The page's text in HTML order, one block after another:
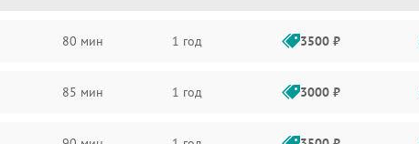
80 мин 1 год 3500 ₽
85 мин 1 год 3000 ₽